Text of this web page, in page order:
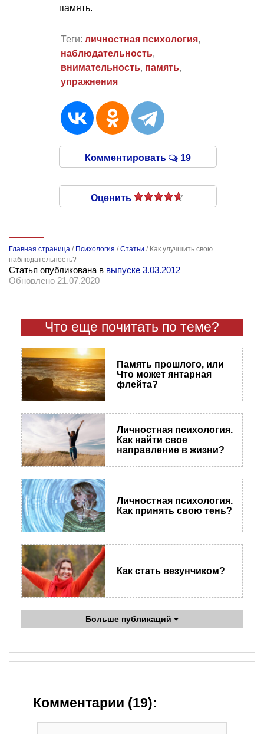
память.
Теги: личностная психология,
наблюдательность,
внимательность, память,
упражнения
Комментировать 19
Оценить
Главная страница / Психология /Статьи / Как улучшить свою
наблюдательность?
Статья опубликована в выпуске 3.03.2012
Обновлено 21.07.2020
Что еще почитать по теме?
Память прошлого, или
Что может янтарная
флейта?
Личностная психология.
Как найти свое
направление в жизни?
Личностная психология.
Как принять свою тень?
Как стать везунчиком?
Больше публикаций
Комментарии (19):